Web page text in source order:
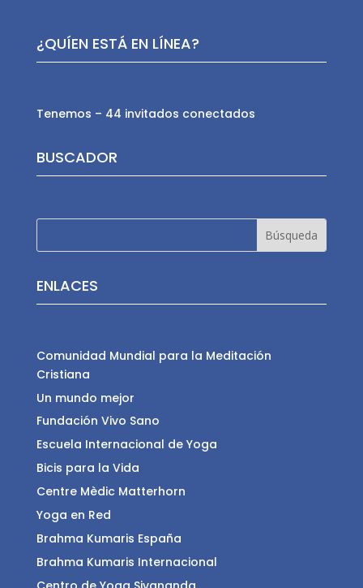
¿QUÍEN ESTÁ EN LÍNEA?
Tenemos – 44 invitados conectados
BUSCADOR
ENLACES
Comunidad Mundial para la Meditación
Cristiana
Un mundo mejor
Fundación Vivo Sano
Escuela Internacional de Yoga
Bicis para la Vida
Centre Mèdic Matterhorn
Yoga en Red
Brahma Kumaris España
Brahma Kumaris Internacional